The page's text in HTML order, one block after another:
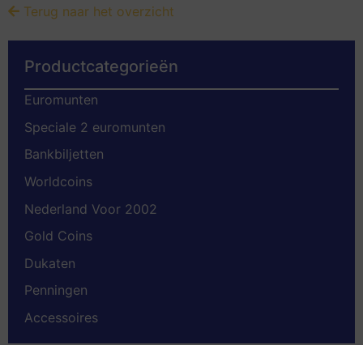
Terug naar het overzicht
Productcategorieën
Euromunten
Speciale 2 euromunten
Bankbiljetten
Worldcoins
Nederland Voor 2002
Gold Coins
Dukaten
Penningen
Accessoires